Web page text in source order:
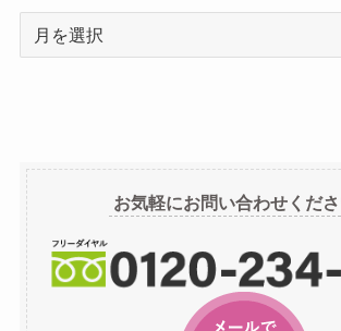
イ
ブ
お気軽にお問い合わせくださ